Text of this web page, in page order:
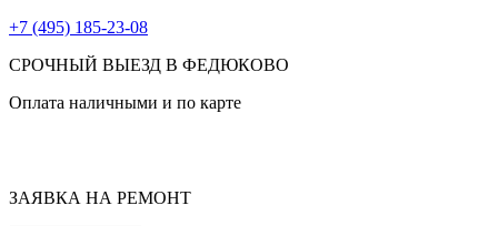
+7 (495) 185-23-08
СРОЧНЫЙ ВЫЕЗД В ФЕДЮКОВО
Оплата наличными и по карте
ЗАЯВКА НА РЕМОНТ